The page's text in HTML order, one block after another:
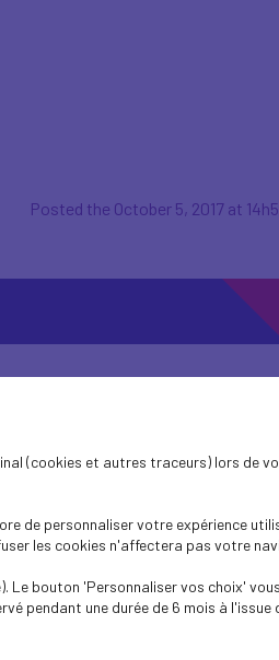
Posted the October 5, 2017 at
© Medef Loire 2026 -
(cookies et autres traceurs) lors de
de personnaliser votre expérience
les cookies n'affectera pas votre
Le bouton 'Personnaliser vos choix'
pendant une durée de 6 mois à l'issue